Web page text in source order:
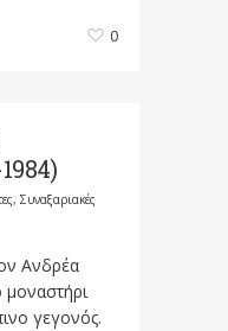
0
, Συναξαριακές
Ανδρέα
γεγονός.